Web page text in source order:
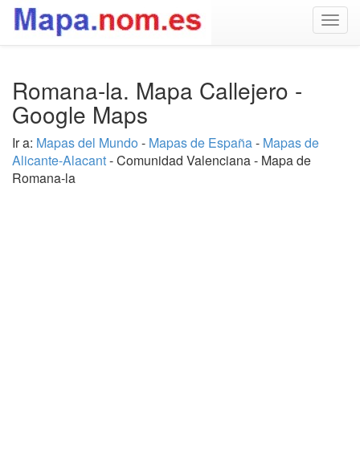
Romana-la. Mapa Callejero -
Google Maps
Ir a: Mapas del Mundo - Mapas de España- Mapas de
Alicante-Alacant- Comunidad Valenciana - Mapa de
Romana-la